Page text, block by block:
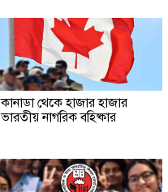
কানাডা থেকে হাজার হাজার
ভারতীয় নাগরিক বহিষ্কার